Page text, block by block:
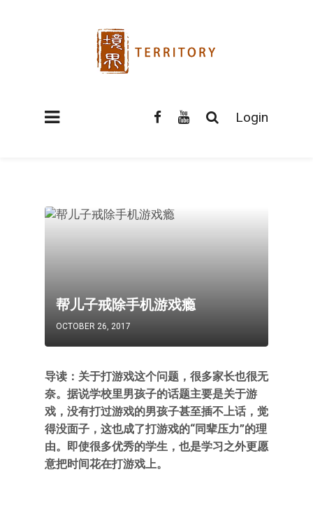
Login
帮儿子戒除手机游戏瘾
OCTOBER 26, 2017
导读：关于打游戏这个问题，很多家长也很无
奈。据说学校里男孩子的话题主要是关于游
戏，没有打过游戏的男孩子甚至插不上话，觉
得没面子，这也成了打游戏的“同辈压力”的理
由。即使很多优秀的学生，也是学习之外更愿
意把时间花在打游戏上。